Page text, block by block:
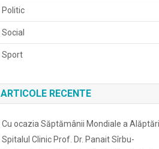
Politic
Social
Sport
ARTICOLE RECENTE
Cu ocazia Săptămânii Mondiale a
Spitalul Clinic Prof. Dr. Panait Sîrbu-